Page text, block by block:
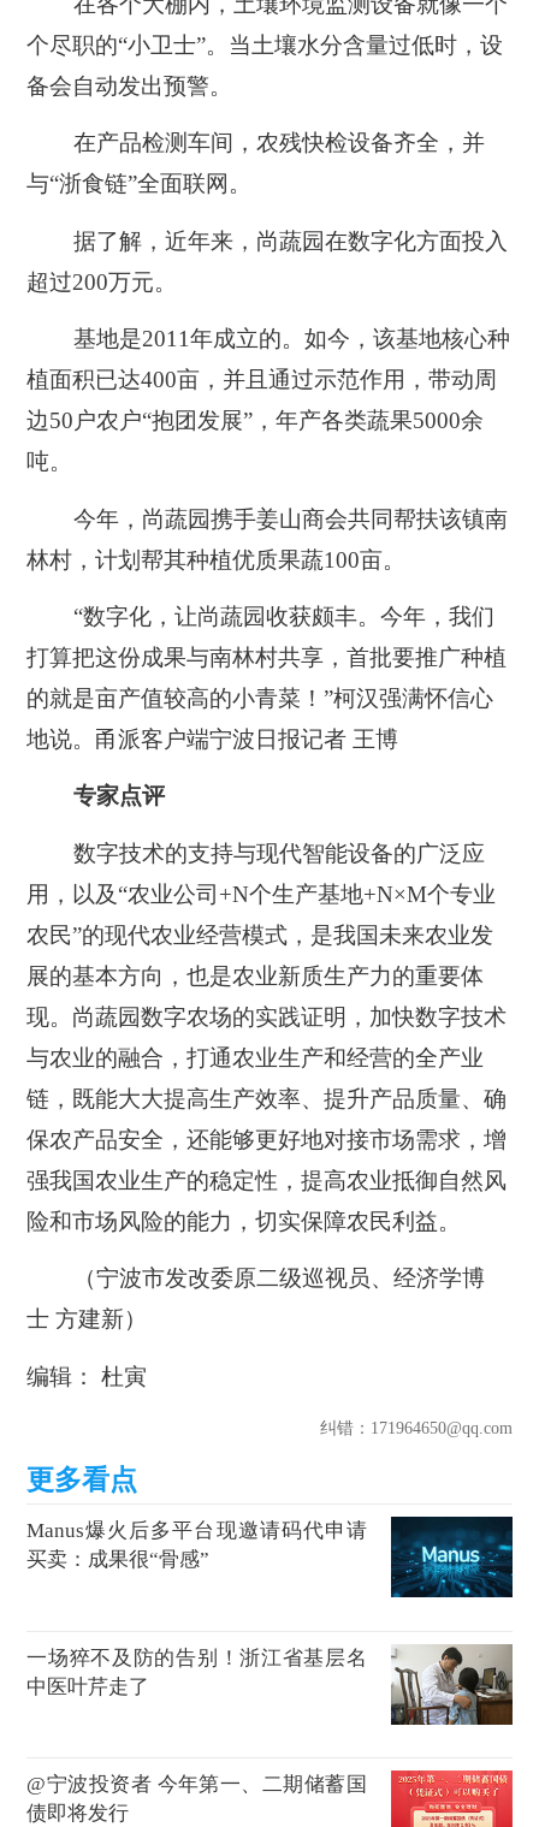
个尽职的“小卫士”。当土壤水分含量过低时，设
备会自动发出预警。
在产品检测车间，农残快检设备齐全，并
与“浙食链”全面联网。
据了解，近年来，尚蔬园在数字化方面投入
超过200万元。
基地是2011年成立的。如今，该基地核心种
植面积已达400亩，并且通过示范作用，带动周
边50户农户“抱团发展”，年产各类蔬果5000余
吨。
今年，尚蔬园携手姜山商会共同帮扶该镇南
林村，计划帮其种植优质果蔬100亩。
“数字化，让尚蔬园收获颇丰。今年，我们
打算把这份成果与南林村共享，首批要推广种植
的就是亩产值较高的小青菜！”柯汉强满怀信心
地说。甬派客户端宁波日报记者 王博
专家点评
数字技术的支持与现代智能设备的广泛应
用，以及“农业公司+N个生产基地+N×M个专业
农民”的现代农业经营模式，是我国未来农业发
展的基本方向，也是农业新质生产力的重要体
现。尚蔬园数字农场的实践证明，加快数字技术
与农业的融合，打通农业生产和经营的全产业
链，既能大大提高生产效率、提升产品质量、确
保农产品安全，还能够更好地对接市场需求，增
强我国农业生产的稳定性，提高农业抵御自然风
险和市场风险的能力，切实保障农民利益。
（宁波市发改委原二级巡视员、经济学博
士 方建新）
编辑： 杜寅
纠错：171964650@qq.com
Manus爆火后多平台现邀请码代申请
买卖：成果很“骨感”
一场猝不及防的告别！浙江省基层名
中医叶芹走了
@宁波投资者 今年第一、二期储蓄国
债即将发行